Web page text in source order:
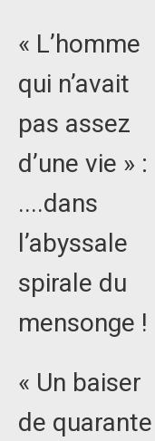
« L’homme
qui n’avait
pas assez
d’une vie » :
....dans
l’abyssale
spirale du
mensonge !
« Un baiser
de quarante